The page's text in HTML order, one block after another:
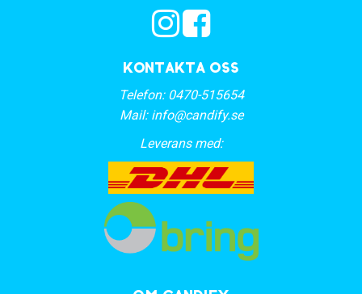
Kontakta oss
Telefon: 0470-515654
Mail: info@candify.se
Leverans med: